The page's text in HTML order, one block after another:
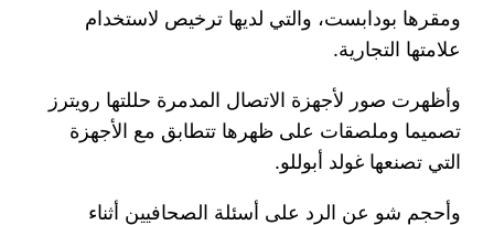
ومقرها بودابست، والتي لديها ترخيص لاستخدام
علامتها التجارية.
وأظهرت صور لأجهزة الاتصال المدمرة حللتها رويترز
تصميما وملصقات على ظهرها تتطابق مع الأجهزة
التي تصنعها غولد أبوللو.
وأحجم شو عن الرد على أسئلة الصحافيين أثناء